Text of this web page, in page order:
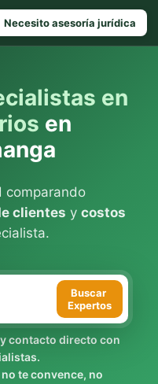
Necesito asesoría jurídica
en
en
comparando
clientes y costos
Buscar
Expertos
y contacto directo con
te convence, no